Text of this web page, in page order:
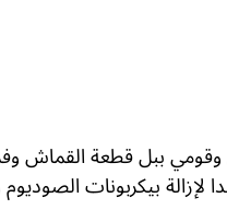
ببل قطعة القماش
لإزالة بيكربونات